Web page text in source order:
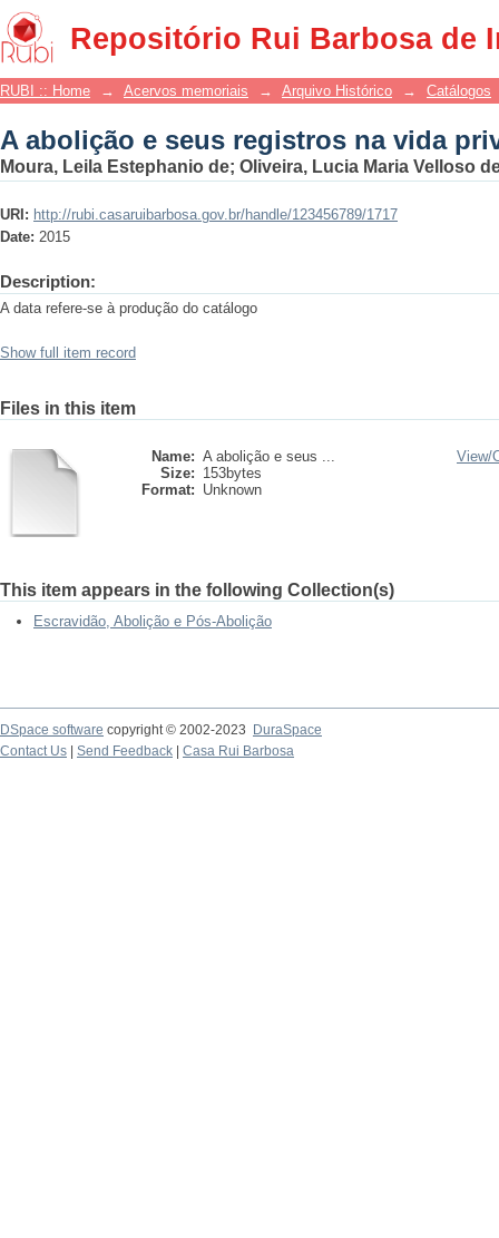
Repositório Rui Barbosa de
A abolição e seus registros na vida
RUBI :: Home → Acervos memoriais → Arquivo Histórico → Catálogos
A abolição e seus registros na vida
Moura, Leila Estephanio de; Oliveira, Lucia Maria Velloso
URI: http://rubi.casaruibarbosa.gov.br/handle/123456789/1717
Date: 2015
Description:
A data refere-se à produção do catálogo
Show full item record
Files in this item
Name: A abolição e seus ...
Size: 153bytes
Format: Unknown
View/
This item appears in the following Collection(s)
Escravidão, Abolição e Pós-Abolição
DSpace software copyright © 2002-2023
DuraSpace
Contact Us
Send Feedback Casa Rui Barbosa